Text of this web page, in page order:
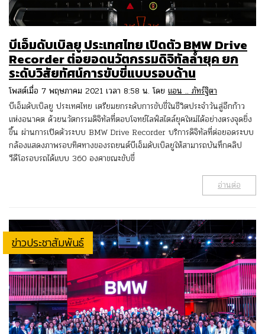
บีเอ็มดับเบิลยู ประเทศไทย เปิดตัว BMW Drive
Recorder ต่อยอดนวัตกรรมดิจิทัลล้ำยุค ยก
ระดับวิสัยทัศน์การขับขี่แบบรอบด้าน
โพสต์เมื่อ 7 พฤษภาคม 2021 เวลา 8:58 น. โดย แอน .. ภัทร์ฐิตา
บีเอ็มดับเบิลยู ประเทศไทย เตรียมยกระดับการขับขี่ในชีวิตประจำวันสู่อีกก้าว
แห่งอนาคต ด้วยนวัตกรรมดิจิทัลที่ตอบโจทย์ไลฟ์สไตล์ยุคใหม่ได้อย่างตรงจุดยิ่ง
ขึ้น ผ่านการเปิดตัวระบบ BMW Drive Recorder บริการดิจิทัลที่ต่อยอดระบบ
กล้องแสดงภาพรอบทิศทางของรถยนต์บีเอ็มดับเบิลยูให้สามารถบันทึกคลิป
วีดีโอรอบรถได้แบบ 360 องศาขณะขับขี่
อ่านต่อ
ข่าวประชาสัมพันธ์